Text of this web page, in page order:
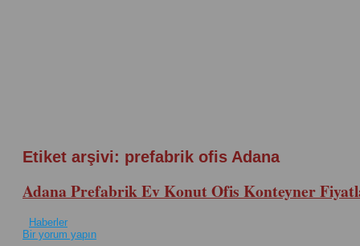
Etiket arşivi: prefabrik ofis Adana
Adana Prefabrik Ev Konut Ofis Konteyner
Haberler
Bir yorum yapın